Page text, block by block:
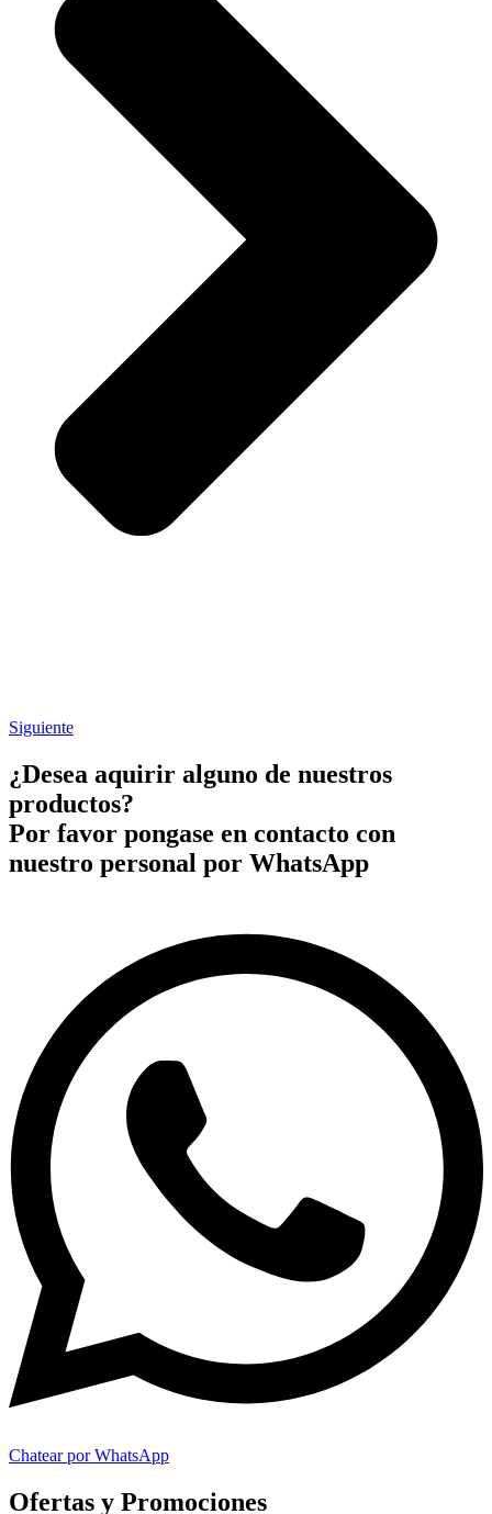
Siguiente
¿Desea aquirir alguno de nuestros
productos?
Por favor pongase en contacto con
nuestro personal por WhatsApp
Chatear por WhatsApp
Ofertas y Promociones